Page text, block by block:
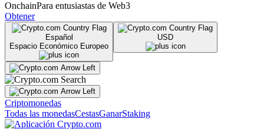
OnchainPara entusiastas de Web3
Obtener
Español
Espacio Económico Europeo
USD
Criptomonedas
Todas las monedasCestasGanarStaking